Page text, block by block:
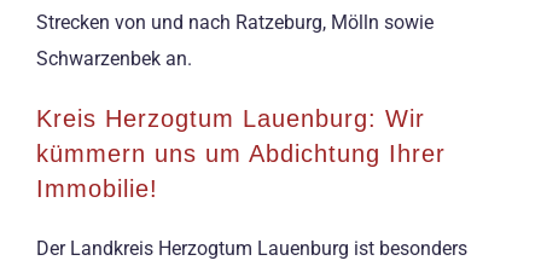
Strecken von und nach Ratzeburg, Mölln sowie
Schwarzenbek an.
Kreis Herzogtum Lauenburg: Wir
kümmern uns um Abdichtung Ihrer
Immobilie!
Der Landkreis Herzogtum Lauenburg ist besonders